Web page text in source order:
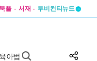
북플 서재
투비컨티뉴드
아법